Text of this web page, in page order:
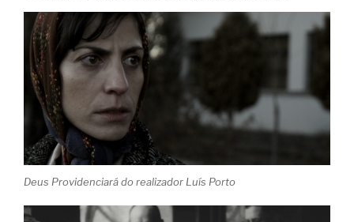
Deus Providenciará do realizador Luís Porto